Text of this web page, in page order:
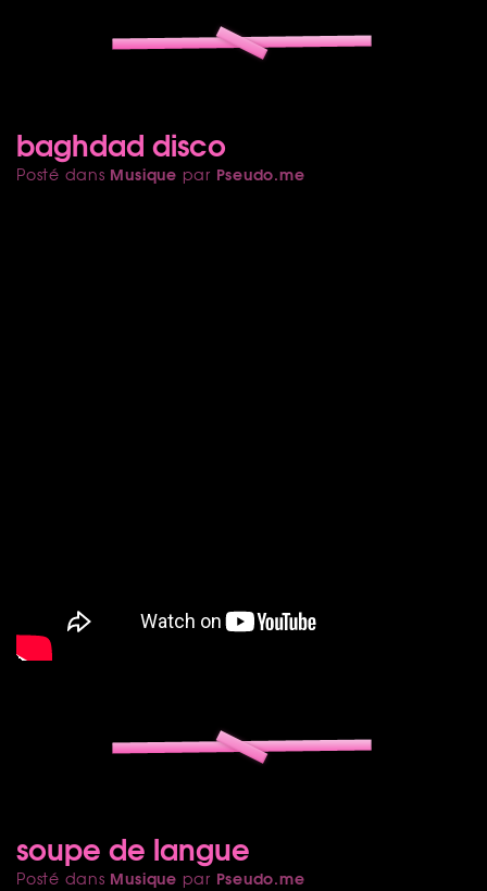
baghdad disco
Posté dans Musique par Pseudo.me
soupe de langue
Posté dans Musique par Pseudo.me